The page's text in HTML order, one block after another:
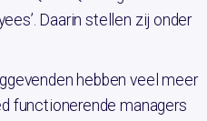
Daarin stellen zij onder
hebben veel meer
functionerende managers